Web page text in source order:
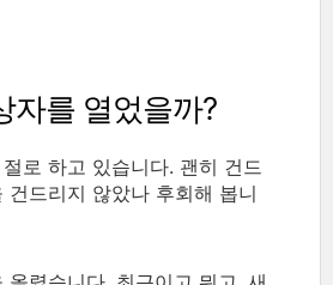
자를 열었을까?
로 하고 있습니다. 괜히 건드
건드리지 않았나 후회해 봅니